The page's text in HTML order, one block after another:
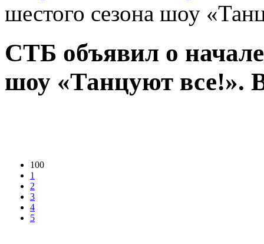
шестого сезона шоу
СТБ объявил о
шоу «Танцуют все!».
100
1
2
3
4
5